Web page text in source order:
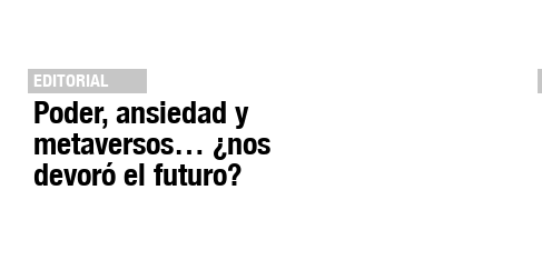
EDITORIAL
Poder, ansiedad y
metaversos… ¿nos
devoró el futuro?